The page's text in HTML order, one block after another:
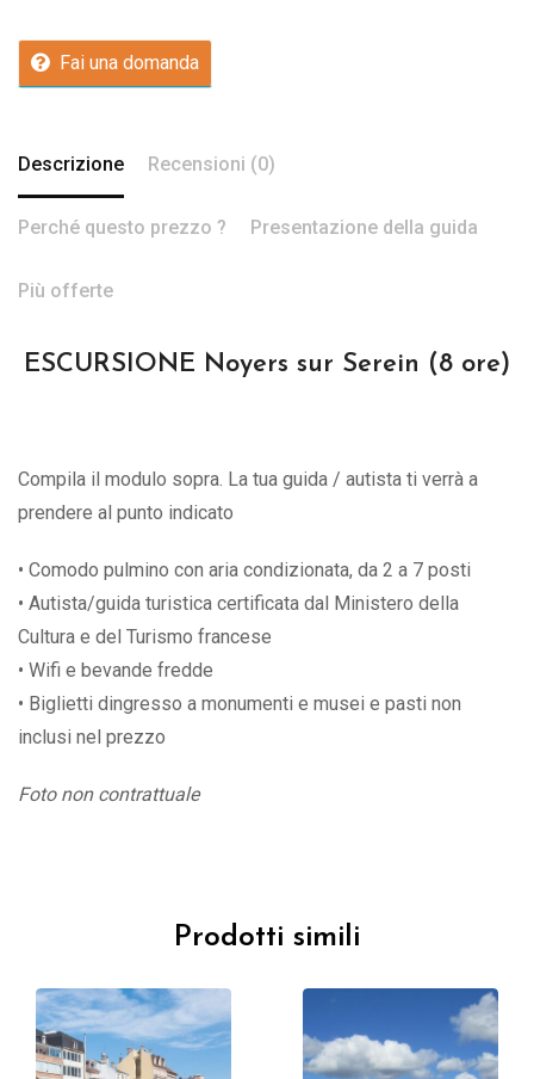
Fai una domanda
Descrizione Recensioni (0)
Perché questo prezzo ? Presentazione della guida
Più offerte
ESCURSIONE Noyers sur Serein (8 ore)
Compila il modulo sopra. La tua guida / autista ti verrà a
prendere al punto indicato
• Comodo pulmino con aria condizionata, da 2 a 7 posti
• Autista/guida turistica certificata dal Ministero della
Cultura e del Turismo francese
• Wifi e bevande fredde
• Biglietti dingresso a monumenti e musei e pasti non
inclusi nel prezzo
Foto non contrattuale
Prodotti simili